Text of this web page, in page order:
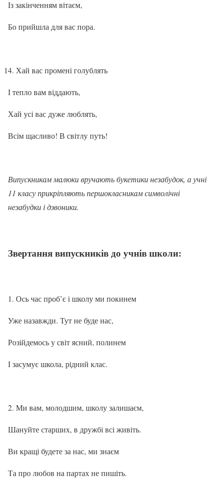
Із закінченням вітаєм,
Бо прийшла для вас пора.
Хай вас промені голублять
І тепло вам віддають,
Хай усі вас дуже люблять,
Всім щасливо! В світлу путь!
Випускникам малюки вручають букетики незабудок, а учні
11 класу прикріпляють першокласникам символічні
незабудки і дзвоники.
Звертання випускників до учнів школи:
Ось час проб’є і школу ми покинем
Уже назавжди. Тут не буде нас,
Розійдемось у світ ясний, полинем
І засумує школа, рідний клас.
Ми вам, молодшим, школу залишаєм,
Шануйте старших, в дружбі всі живіть.
Ви кращі будете за нас, ми знаєм
Та про любов на партах не пишіть.